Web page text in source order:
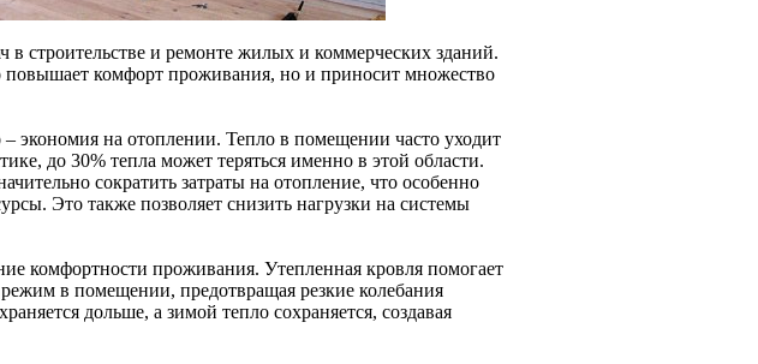
строительстве и ремонте жилых и коммерческих зданий.
комфорт проживания, но и приносит множество
экономия на отоплении. Тепло в помещении часто уходит
до 30% тепла может теряться именно в этой области.
сократить затраты на отопление, что особенно
Это также позволяет снизить нагрузки на системы
комфортности проживания. Утепленная кровля помогает
в помещении, предотвращая резкие колебания
дольше, а зимой тепло сохраняется, создавая